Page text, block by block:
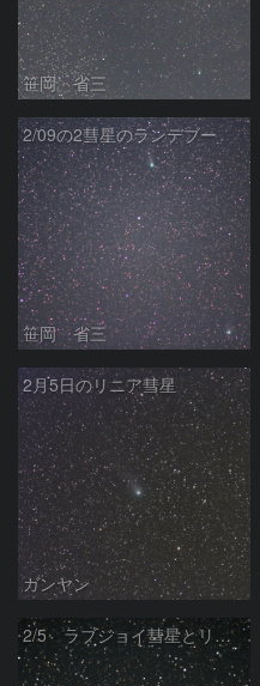
笹岡 省三
2/09の2彗星のランデブー
笹岡 省三
2月5日のリニア彗星
ガンヤン
2/5 ラブジョイ彗星とリニア彗星